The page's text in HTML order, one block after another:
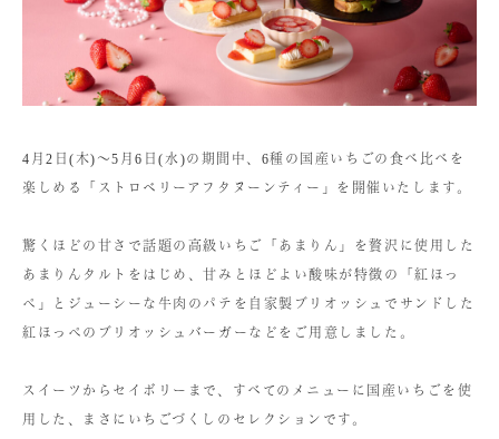
4月2日(木)〜5月6日(水)の期間中、6種の国産いちごの食べ比べを
楽しめる「ストロベリーアフタヌーンティー」を開催いたします。
驚くほどの甘さで話題の高級いちご「あまりん」を贅沢に使用した
あまりんタルトをはじめ、甘みとほどよい酸味が特徴の「紅ほっ
ぺ」とジューシーな牛肉のパテを自家製ブリオッシュでサンドした
紅ほっぺのブリオッシュバーガーなどをご用意しました。
スイーツからセイボリーまで、すべてのメニューに国産いちごを使
用した、まさにいちごづくしのセレクションです。